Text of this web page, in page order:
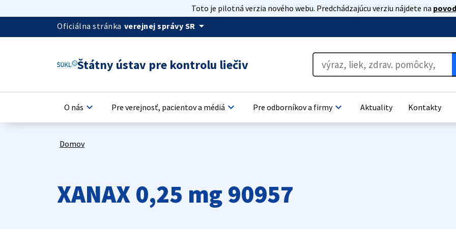
Toto je pilotná verzia nového webu. Predchádzajúcu verziu nájdete na
Oficiálna stránka verejnej správy SR arrow_drop_down
Štátny ústav pre kontrolu liečiv
O nás keyboard_arrow_down Pre verejnosť, pacientov a médiá keyboard_arrow_down Pre odborníkov a firmykeyboard_arrow_down Aktuality Kontakty
Domov
XANAX 0,25 mg 90957